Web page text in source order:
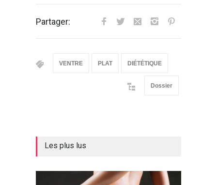
Partager:
VENTRE PLAT DIÉTÉTIQUE
Dossier
Les plus lus